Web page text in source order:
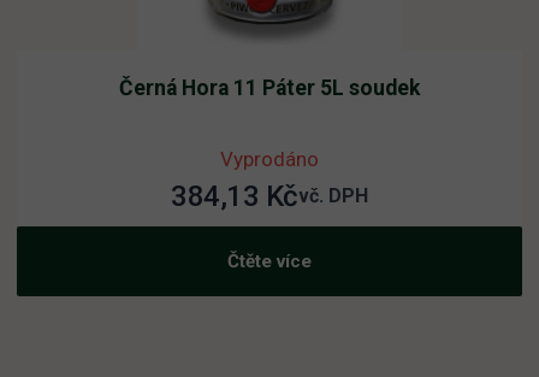
Černá Hora 11 Páter 5L soudek
Vyprodáno
384,13 Kčvč. DPH
Čtěte více